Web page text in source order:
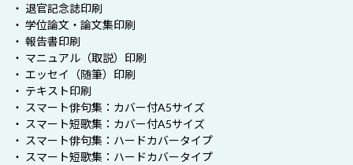
・ 退官記念誌印刷
・ 学位論文・論文集印刷
・ 報告書印刷
・ マニュアル（取説）印刷
・ エッセイ（随筆）印刷
・ テキスト印刷
・ スマート俳句集：カバー付A5サイズ
・ スマート短歌集：カバー付A5サイズ
・ スマート俳句集：ハードカバータイプ
・ スマート短歌集：ハードカバータイプ